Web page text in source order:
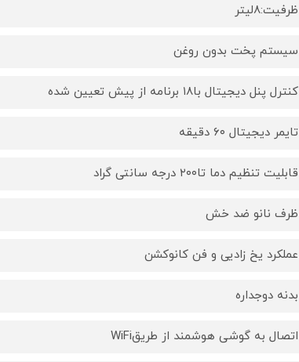
ظرفيت:٨ليتر
سيستم پخت بدون روغن
كنترل پنل ديجيتال با١٨ برنامه از پيش تعيين شده
تايمر ديجيتال ٦٠ دقيقه
قابليت تنظيم دما تا٢٠٠ درجه سانتى گراد
ظرف نانو ضد خش
عملكرد يخ زاديى و فن كانوكشن
بدنه دوجداره
اتصال به گوشى هوشمند از طريقWiFi